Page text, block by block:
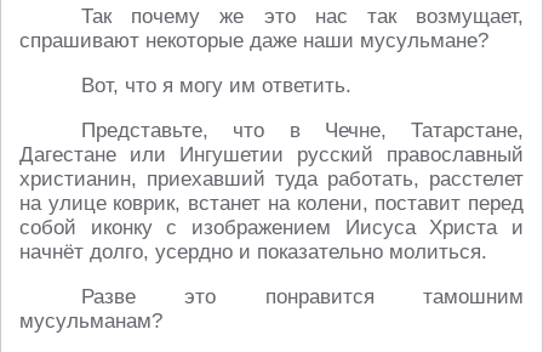
Так почему же это нас так возмущает,
спрашивают некоторые даже наши мусульмане?
Вот, что я могу им ответить.
Представьте, что в Чечне, Татарстане,
Дагестане или Ингушетии русский православный
христианин, приехавший туда работать, расстелет
на улице коврик, встанет на колени, поставит перед
собой иконку с изображением Иисуса Христа и
начнёт долго, усердно и показательно молиться.
Разве это понравится тамошним
мусульманам?